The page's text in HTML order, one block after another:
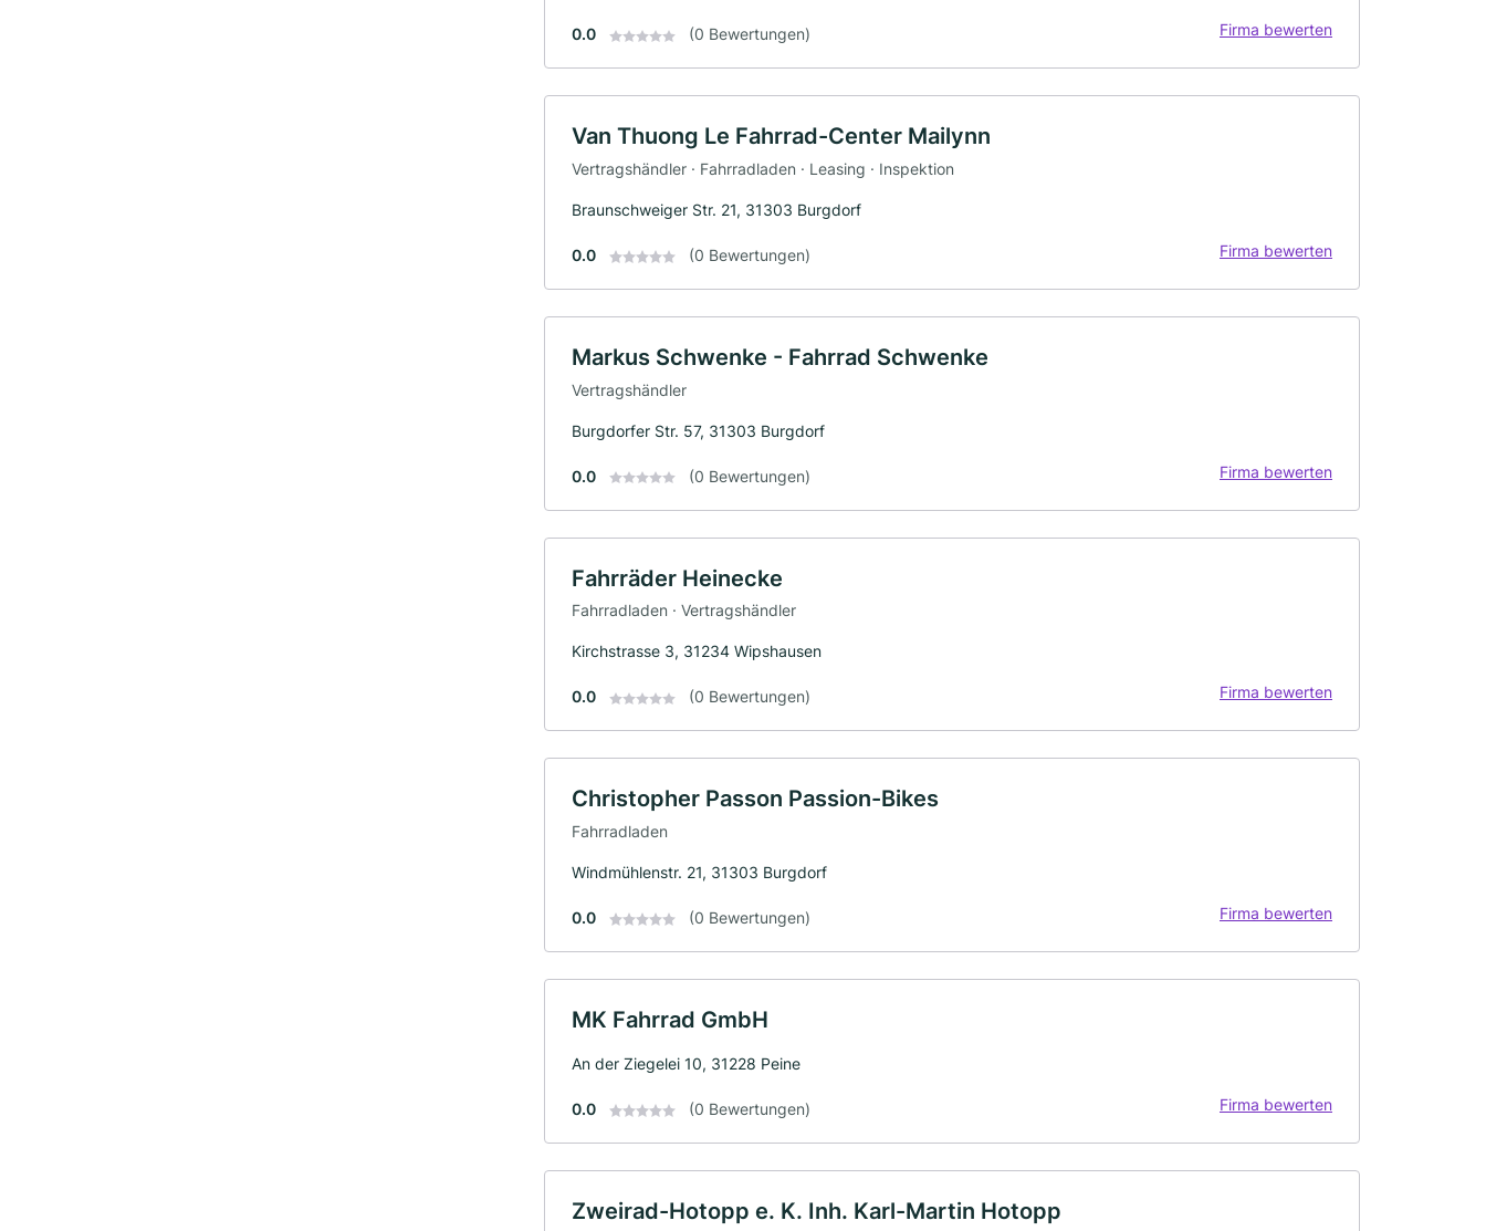
0.0 (0 Bewertungen) Firma bewerten
Van Thuong Le Fahrrad-Center Mailynn
Vertragshändler · Fahrradladen · Leasing · Inspektion
Braunschweiger Str. 21, 31303 Burgdorf
0.0 (0 Bewertungen) Firma bewerten
Markus Schwenke - Fahrrad Schwenke
Vertragshändler
Burgdorfer Str. 57, 31303 Burgdorf
0.0 (0 Bewertungen) Firma bewerten
Fahrräder Heinecke
Fahrradladen · Vertragshändler
Kirchstrasse 3, 31234 Wipshausen
0.0 (0 Bewertungen) Firma bewerten
Christopher Passon Passion-Bikes
Fahrradladen
Windmühlenstr. 21, 31303 Burgdorf
0.0 (0 Bewertungen) Firma bewerten
MK Fahrrad GmbH
An der Ziegelei 10, 31228 Peine
0.0 (0 Bewertungen) Firma bewerten
Zweirad-Hotopp e. K. Inh. Karl-Martin Hotopp